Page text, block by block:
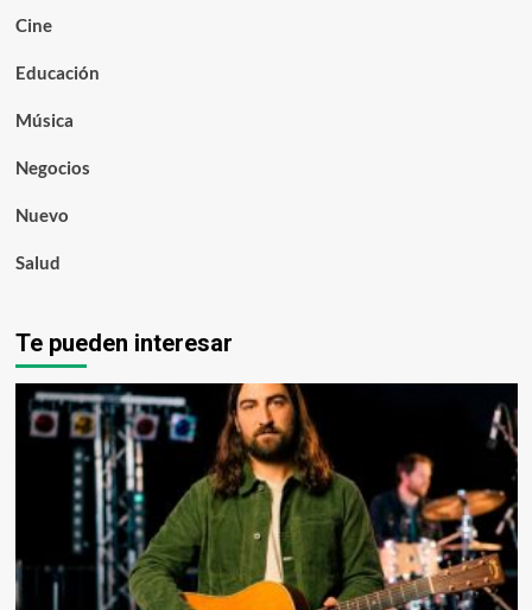
Cine
Educación
Música
Negocios
Nuevo
Salud
Te pueden interesar